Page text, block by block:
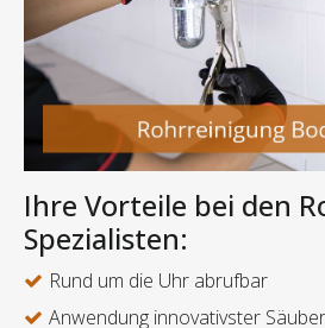
Ihre Vorteile bei den
Spezialisten:
Rund um die Uhr abrufbar
Anwendung innovativster